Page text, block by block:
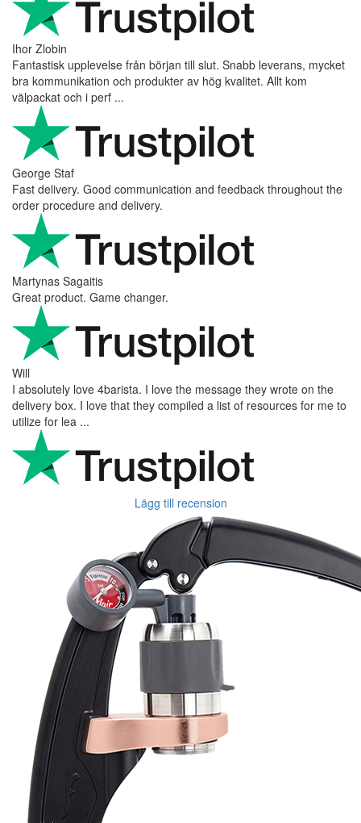
Ihor Zlobin
Fantastisk upplevelse från början till slut. Snabb leverans, mycket
bra kommunikation och produkter av hög kvalitet. Allt kom
välpackat och i perf ...
George Staf
Fast delivery. Good communication and feedback throughout the
order procedure and delivery.
Martynas Sagaitis
Great product. Game changer.
Will
I absolutely love 4barista. I love the message they wrote on the
delivery box. I love that they compiled a list of resources for me to
utilize for lea ...
Lägg till recension